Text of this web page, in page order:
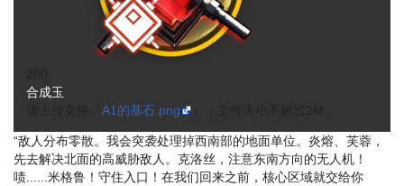
合成玉
A1的基石.png
“敌人分布零散。我会突袭处理掉西南部的地面单位。炎熔、芙蓉，
先去解决北面的高威胁敌人。克洛丝，注意东南方向的无人机！
啧......米格鲁！守住入口！在我们回来之前，核心区域就交给你